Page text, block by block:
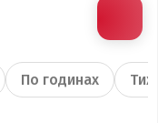
По годинах